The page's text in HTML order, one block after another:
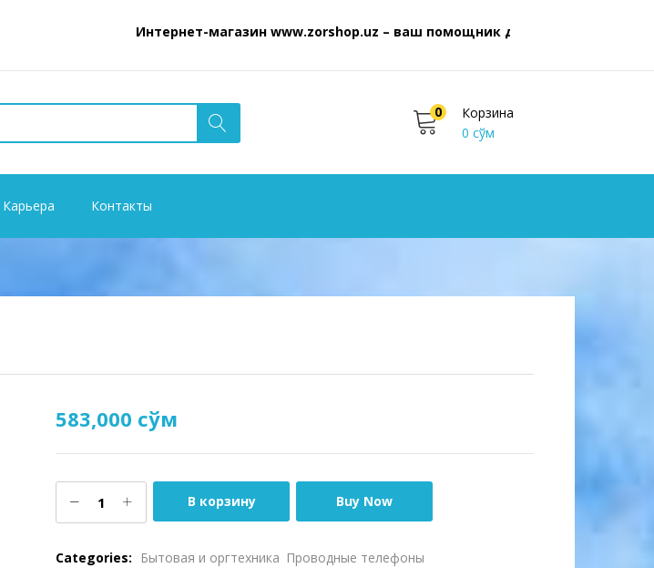
Интернет-магазин www.zorshop.uz – ваш помощник для покупок бытовой
0
Корзина
0 сўм
Карьера Контакты
583,000 сўм
В корзину Buy Now
Categories: Бытовая и оргтехника Проводные телефоны